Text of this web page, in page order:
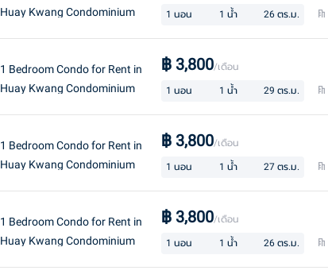
Huay Kwang Condominium
1 นอน 1 น้ำ 26 ตร.ม.
1 Bedroom Condo for Rent in
Huay Kwang Condominium
฿ 3,800/เดือน
1 นอน 1 น้ำ 29 ตร.ม.
1 Bedroom Condo for Rent in
Huay Kwang Condominium
฿ 3,800/เดือน
1 นอน 1 น้ำ 27 ตร.ม.
1 Bedroom Condo for Rent in
Huay Kwang Condominium
฿ 3,800/เดือน
1 นอน 1 น้ำ 26 ตร.ม.